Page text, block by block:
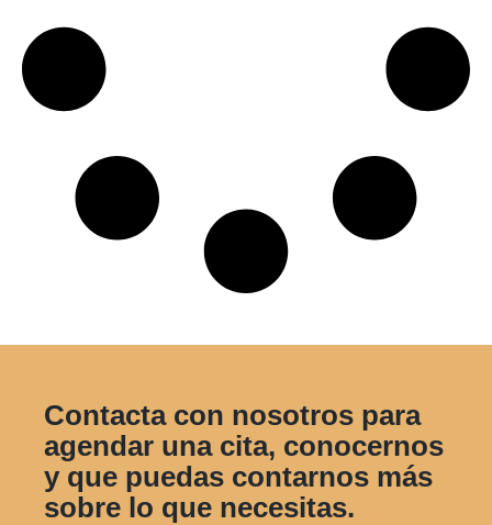
Contacta con nosotros para
agendar una cita, conocernos
y que puedas contarnos más
sobre lo que necesitas.